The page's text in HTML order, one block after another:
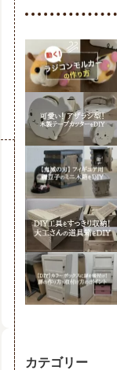
カテゴリー